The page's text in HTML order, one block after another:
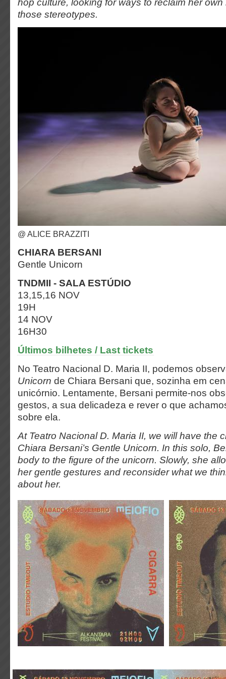
hop culture, looking for ways to reclaim her
those stereotypes.
@ ALICE BRAZZITI
CHIARA BERSANI
Gentle Unicorn
TNDMII - SALA ESTÚDIO
13,15,16 NOV
19H
14 NOV
16H30
Últimos bilhetes / Last tickets
No Teatro Nacional D. Maria II, podemos
Unicorn de Chiara Bersani que, sozinha em
unicórnio. Lentamente, Bersani permite-nos
gestos, a sua delicadeza e rever o que
sobre ela.
At Teatro Nacional D. Maria II, we will have the
Chiara Bersani’s Gentle Unicorn. In this solo,
body to the figure of the unicorn. Slowly, she
her gentle gestures and reconsider what we
about her.